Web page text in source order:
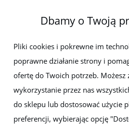
Zapisz się do newslettera, aby być
promocjami
Dbamy o Twoją
Pliki cookies i pokrewne im
poprawne działanie strony i
ofertę do Twoich potrzeb. Możesz
wykorzystanie przez nas
do sklepu lub dostosować użycie
preferencji, wybierając opcję